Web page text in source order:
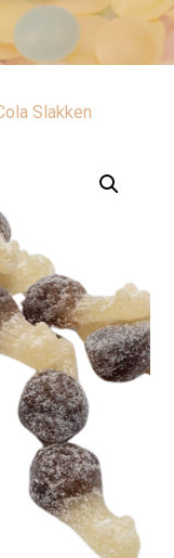
Slakken